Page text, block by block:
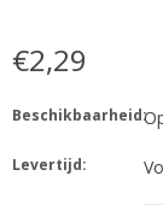
€2,29
Beschikbaarheid:
Levertijd: